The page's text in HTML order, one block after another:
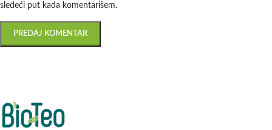
sledeći put kada komentarišem.